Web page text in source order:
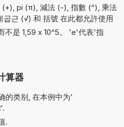
(+), pi (π), 減法 (-), 指數 (^), 乘法
근 (√) 和 括號 在此都允許使用
不是 1,59 x 10^5。 'e'代表'指
算器
的类别, 在本例中为'
'.
.